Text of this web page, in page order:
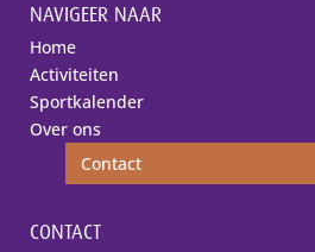
NAVIGEER NAAR
Home
Activiteiten
Sportkalender
Over ons
Contact
CONTACT